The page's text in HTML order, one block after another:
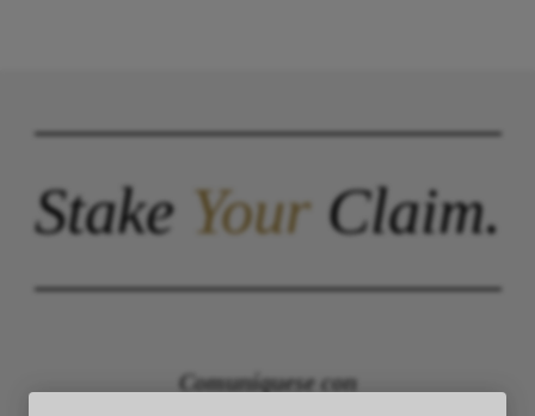
StakeYourClaim.
Comuníquese con